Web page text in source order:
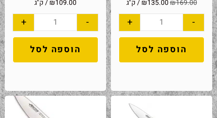
₪169.00
₪135.00 / ק"ג
-
+
הוספה לסל
₪109.00 / ק"ג
-
+
הוספה לסל